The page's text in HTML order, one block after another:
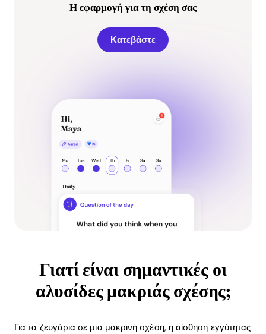
Η εφαρμογή για τη σχέση σας
Κατεβάστε
Γιατί είναι σημαντικές οι
αλυσίδες μακριάς σχέσης;
Για τα ζευγάρια σε μια μακρινή σχέση, η αίσθηση εγγύτητας